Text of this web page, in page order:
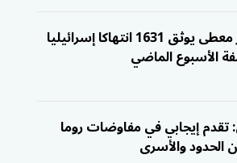
مركز معطى يوثق 1631 انتهاكا إسرائيليا
الأسبوع الماضي
تقدم إيجابي في مفاوضات روما
الحدود والأسرى